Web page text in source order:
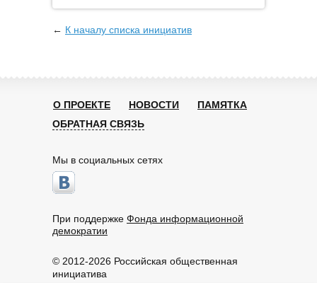
← К началу списка инициатив
© 2012-2026 Российская общественная
инициатива
О ПРОЕКТЕ НОВОСТИ
ПАМЯТКА
ОБРАТНАЯ СВЯЗЬ
Мы в социальных сетях
При поддержке Фонда информационной
демократии